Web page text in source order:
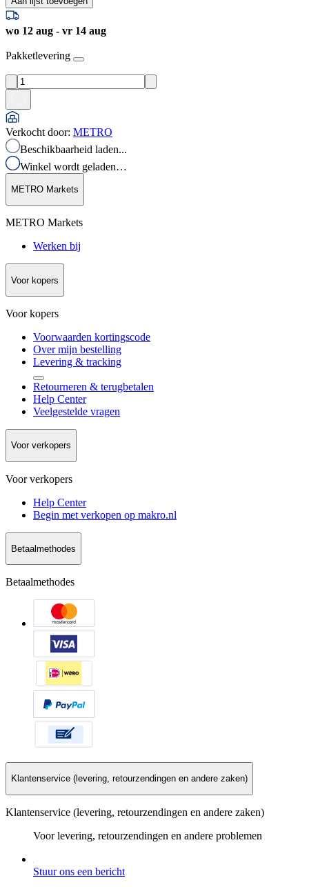
wo 12 aug - vr 14 aug
Pakketlevering
Verkocht door: METRO
Beschikbaarheid laden...
Winkel wordt geladen…
METRO Markets
METRO Markets
Werken bij
Voor kopers
Voor kopers
Voorwaarden kortingscode
Over mijn bestelling
Levering & tracking
Retourneren & terugbetalen
Help Center
Veelgestelde vragen
Voor verkopers
Voor verkopers
Help Center
Begin met verkopen op makro.nl
Betaalmethodes
Betaalmethodes
Klantenservice (levering, retourzendingen en andere zaken)
Klantenservice (levering, retourzendingen en andere zaken)
Voor levering, retourzendingen en andere problemen
Stuur ons een bericht